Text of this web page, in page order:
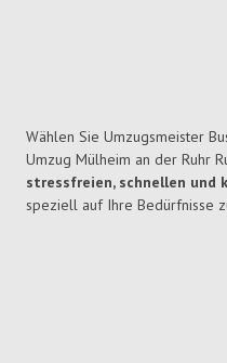
Wählen Sie Umzugsmeister
Umzug Mülheim an der Ruhr
stressfreien, schnellen und
speziell auf Ihre Bedürfnisse